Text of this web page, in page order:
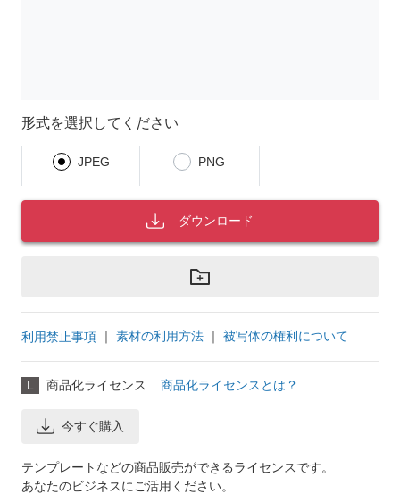
形式を選択してください
JPEG PNG
ダウンロード
利用禁止事項 ｜ 素材の利用方法 ｜ 被写体の権利について
L 商品化ライセンス 商品化ライセンスとは？
今すぐ購入
テンプレートなどの商品販売ができるライセンスです。
あなたのビジネスにご活用ください。